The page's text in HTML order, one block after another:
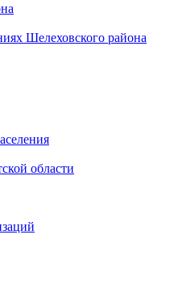
Шелеховского района
области